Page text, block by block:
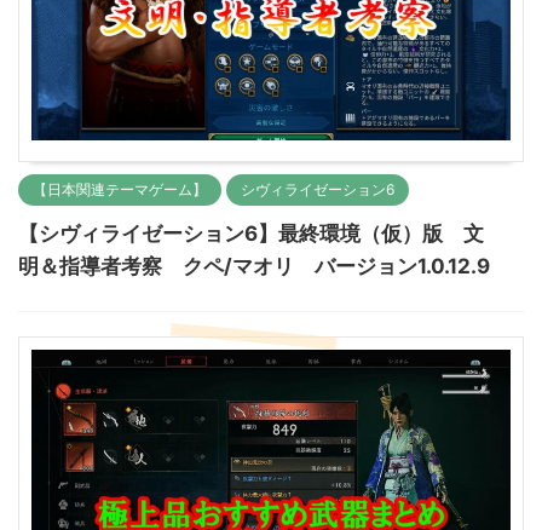
【日本関連テーマゲーム】 シヴィライゼーション6
【シヴィライゼーション6】最終環境（仮）版 文
明＆指導者考察 クペ/マオリ バージョン1.0.12.9